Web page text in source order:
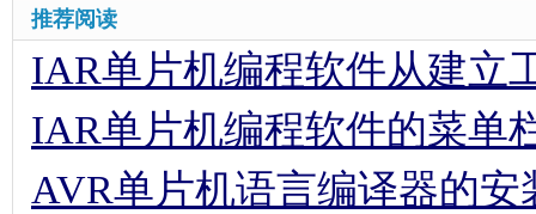
推荐阅读
IAR单片机编程软件从建立
IAR单片机编程软件的菜单
AVR单片机语言编译器的